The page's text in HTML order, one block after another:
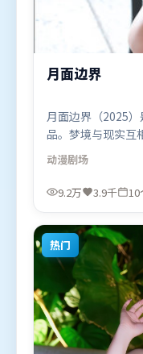
月面边界
月面边界（2025
品。梦境与现实互
观众回味空间。叙
收束。由詹姆斯·
皮尤、段奕宏，黄
上线，适合喜欢动
动漫剧场
9.2万 3.9千 10
热门